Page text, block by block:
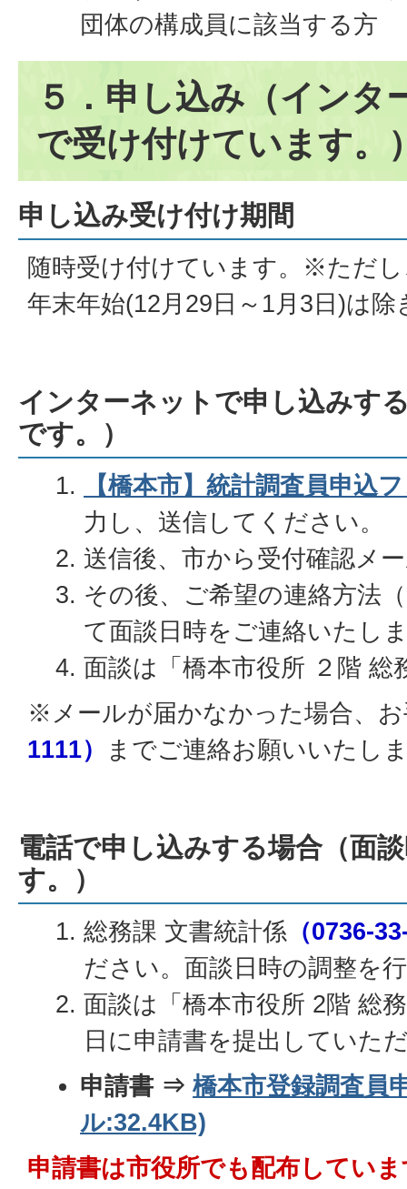
団体の構成員に該当する方
５．申し込み（インタ
で受け付けています。
申し込み受け付け期間
随時受け付けています。※ただ
年末年始(12月29日～1月3日)は除
インターネットで申し込みす
です。）
【橋本市】統計調査員申込
力し、送信してください。
送信後、市から受付確認メ
その後、ご希望の連絡方法
て面談日時をご連絡いたし
面談は「橋本市役所 ２階 総
※メールが届かなかった場合、
1111）
までご連絡お願いいたし
電話で申し込みする場合（面
す。）
総務課 文書統計係 （0736-
ださい。面談日時の調整を
面談は「橋本市役所 2階 総
日に申請書を提出していた
申請書 ⇒橋本市登録調査員
ル:32.4KB)
申請書は市役所でも配布してい